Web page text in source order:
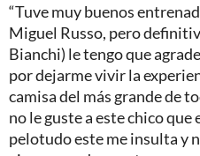
“Tuve muy buenos
Miguel Russo, pero
Bianchi) le tengo que
por dejarme vivir la
camisa del más grande de
no le guste a este chico que
pelotudo este me insulta y